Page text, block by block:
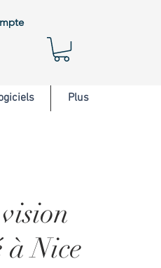
Plus
à Nice